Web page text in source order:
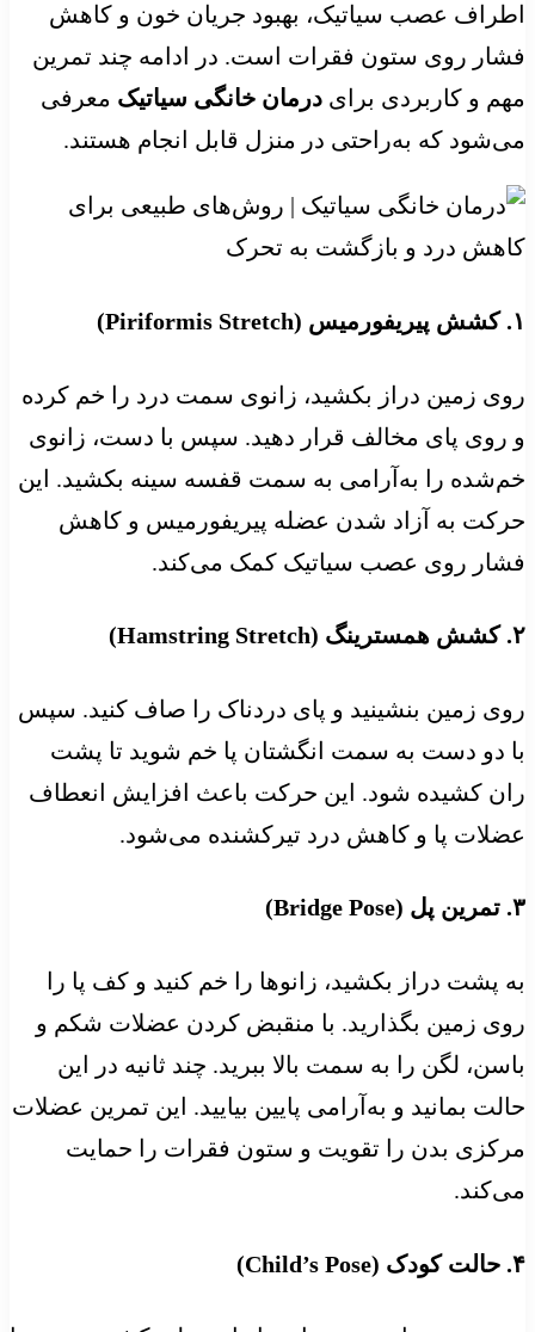
اطراف عصب سیاتیک، بهبود جریان خون و کاهش
فشار روی ستون فقرات است. در ادامه چند تمرین
مهم و کاربردی برای درمان خانگی سیاتیک معرفی
می‌شود که به‌راحتی در منزل قابل انجام هستند.
۱. کشش پیریفورمیس (Piriformis Stretch)
روی زمین دراز بکشید، زانوی سمت درد را خم کرده
و روی پای مخالف قرار دهید. سپس با دست، زانوی
خم‌شده را به‌آرامی به سمت قفسه سینه بکشید. این
حرکت به آزاد شدن عضله پیریفورمیس و کاهش
فشار روی عصب سیاتیک کمک می‌کند.
۲. کشش همسترینگ (Hamstring Stretch)
روی زمین بنشینید و پای دردناک را صاف کنید. سپس
با دو دست به سمت انگشتان پا خم شوید تا پشت
ران کشیده شود. این حرکت باعث افزایش انعطاف
عضلات پا و کاهش درد تیرکشنده می‌شود.
۳. تمرین پل (Bridge Pose)
به پشت دراز بکشید، زانوها را خم کنید و کف پا را
روی زمین بگذارید. با منقبض کردن عضلات شکم و
باسن، لگن را به سمت بالا ببرید. چند ثانیه در این
حالت بمانید و به‌آرامی پایین بیایید. این تمرین عضلات
مرکزی بدن را تقویت و ستون فقرات را حمایت
می‌کند.
۴. حالت کودک (Child’s Pose)